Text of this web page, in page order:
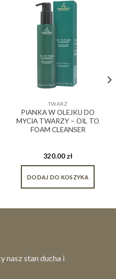
TWARZ
PIANKA W OLEJKU DO
MYCIA TWARZY – OIL TO
FOAM CLEANSER
320.00 zł
DODAJ DO KOSZYKA
nasz stan ducha i